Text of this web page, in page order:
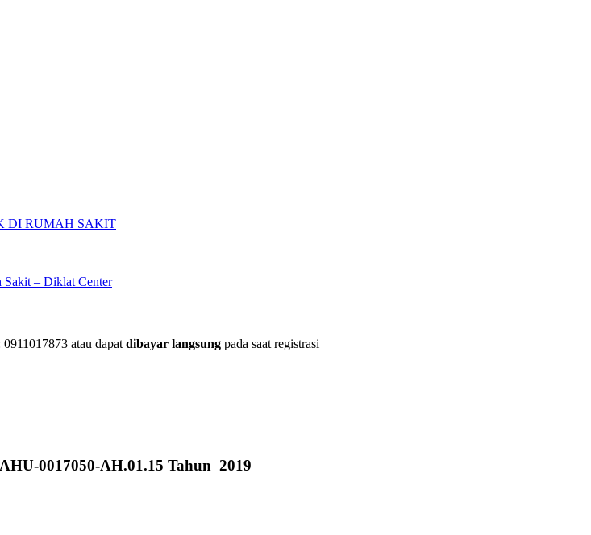
DI RUMAH SAKIT
Sakit – Diklat Center
atau dapatdibayar langsung pada saat registrasi
0017050-AH.01.15 Tahun 2019